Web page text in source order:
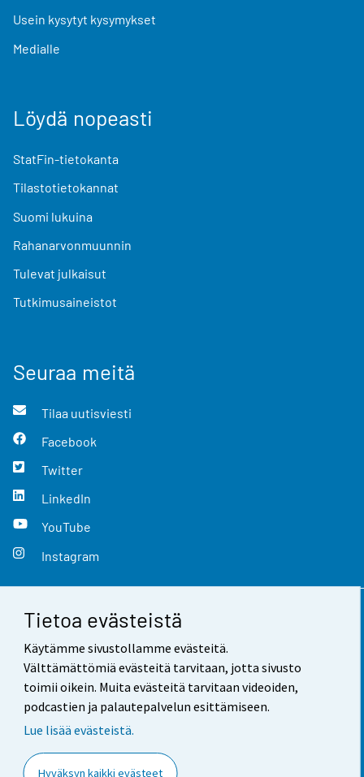
Tietoa evästeistä
Käytämme sivustollamme evästeitä.
Välttämättömiä evästeitä tarvitaan, jotta sivusto
toimii oikein. Muita evästeitä tarvitaan videoiden,
podcastien ja palautepalvelun esittämiseen.
Lue lisää evästeistä.
Hyväksyn kaikki evästeet
Usein kysytyt kysymykset
Medialle
Löydä nopeasti
StatFin-tietokanta
Tilastotietokannat
Suomi lukuina
Rahanarvonmuunnin
Tulevat julkaisut
Tutkimusaineistot
Seuraa meitä
Tilaa uutisviesti
Facebook
Twitter
LinkedIn
YouTube
Instagram
Yhteystiedot
Palaute
Käyttöehdot
Saavutettavuus